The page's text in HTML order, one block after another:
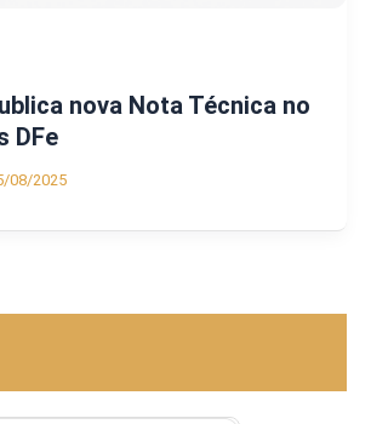
nova Nota Técnica no
DFe
08/2025